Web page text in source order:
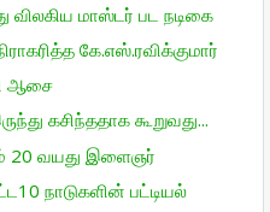
விலகிய மாஸ்டர் பட நடிகை
கே.எஸ்.ரவிக்குமார்
ஆசை
கசிந்ததாக கூறுவது...
20 வயது இளைஞர்
நாடுகளின் பட்டியல்